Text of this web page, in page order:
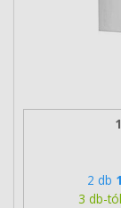
2 db
3 db-tól